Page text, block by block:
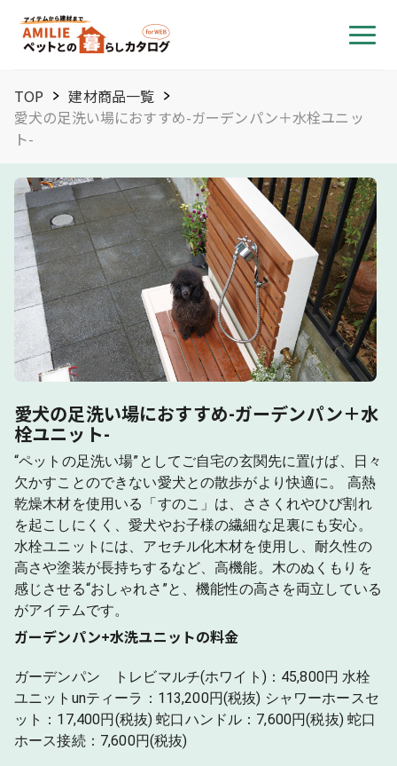
TOP
建材商品一覧
愛犬の足洗い場におすすめ-ガーデンパン＋水栓ユニッ
ト-
愛犬の足洗い場におすすめ-ガーデンパン＋水
栓ユニット-
“ペットの足洗い場”としてご自宅の玄関先に置けば、日々
欠かすことのできない愛犬との散歩がより快適に。 高熱
乾燥木材を使用いる「すのこ」は、ささくれやひび割れ
を起こしにくく、愛犬やお子様の繊細な足裏にも安心。
水栓ユニットには、アセチル化木材を使用し、耐久性の
高さや塗装が長持ちするなど、高機能。木のぬくもりを
感じさせる“おしゃれさ”と、機能性の高さを両立している
がアイテムです。
ガーデンパン+水洗ユニットの料金
ガーデンパン トレビマルチ(ホワイト)：45,800円 水栓
ユニットunティーラ：113,200円(税抜) シャワーホースセ
ット：17,400円(税抜) 蛇口ハンドル：7,600円(税抜) 蛇口
ホース接続：7,600円(税抜)